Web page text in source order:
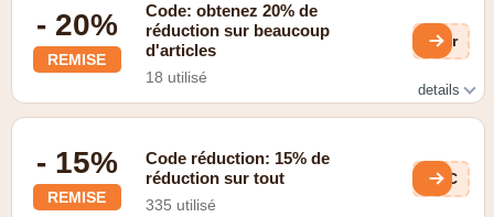
- 20%
REMISE
Code: obtenez 20% de
réduction sur beaucoup
d'articles
18 utilisé
Sor
details
- 15%
REMISE
Code réduction: 15% de
réduction sur tout
335 utilisé
HEC